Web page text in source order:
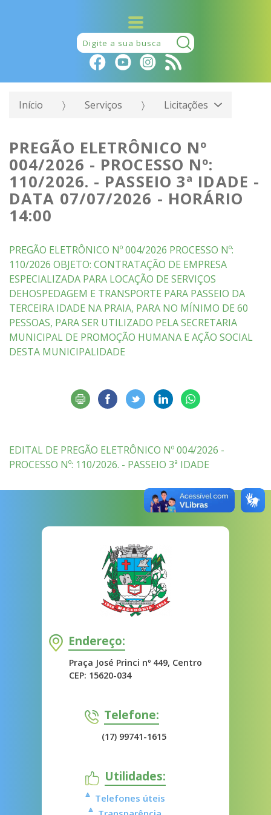
Pesquisar:
Início Serviços Licitações
PREGÃO ELETRÔNICO Nº
004/2026 - PROCESSO Nº:
110/2026. - PASSEIO 3ª IDADE -
DATA 07/07/2026 - HORÁRIO
14:00
PREGÃO ELETRÔNICO Nº 004/2026 PROCESSO Nº:
110/2026 OBJETO: CONTRATAÇÃO DE EMPRESA
ESPECIALIZADA PARA LOCAÇÃO DE SERVIÇOS
DEHOSPEDAGEM E TRANSPORTE PARA PASSEIO DA
TERCEIRA IDADE NA PRAIA, PARA NO MÍNIMO DE 60
PESSOAS, PARA SER UTILIZADO PELA SECRETARIA
MUNICIPAL DE PROMOÇÃO HUMANA E AÇÃO SOCIAL
DESTA MUNICIPALIDADE
EDITAL DE PREGÃO ELETRÔNICO Nº 004/2026 -
PROCESSO Nº: 110/2026. - PASSEIO 3ª IDADE
Endereço:
Praça José Princi nº 449, Centro
CEP: 15620-034
Telefone:
(17) 99741-1615
Utilidades:
Telefones úteis